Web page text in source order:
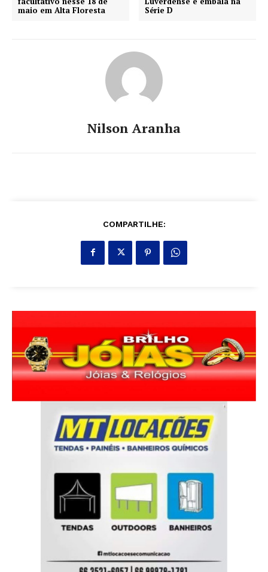
maio em Alta Floresta
Série D
Nilson Aranha
COMPARTILHE: